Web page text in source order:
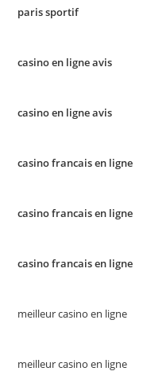
paris sportif
casino en ligne avis
casino en ligne avis
casino francais en ligne
casino francais en ligne
casino francais en ligne
meilleur casino en ligne
meilleur casino en ligne